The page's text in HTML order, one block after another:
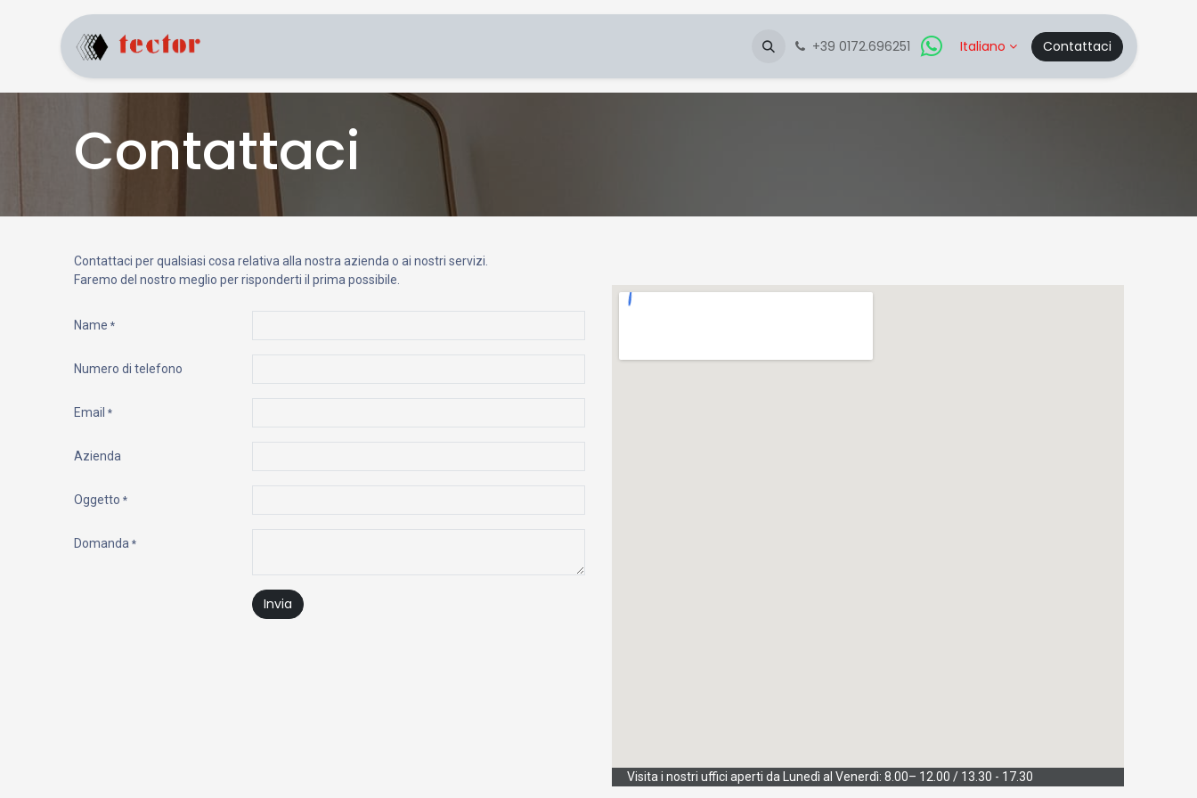
Downloads +39 0172.696251 Italiano Contattaci
Contattaci
Contattaci per qualsiasi cosa relativa alla nostra azienda o ai nostri servizi.
Faremo del nostro meglio per risponderti il prima possibile.
Name *
Numero di telefono
Email *
Azienda
Oggetto *
Domanda *
Invia
Visita i nostri uffici aperti da Lunedì al Venerdì: 8.00– 12.00 / 13.30 - 17.30